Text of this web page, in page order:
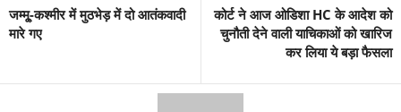
जम्मू्-कश्मीर में मुठभेड़ में दो आतंकवादी
मारे गए
कोर्ट ने आज ओडिशा HC के आदेश को
चुनौती देने वाली याचिकाओं को खारिज
कर लिया ये बड़ा फैसला